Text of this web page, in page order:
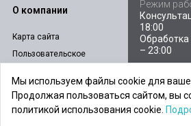
О компании
Карта сайта
Пользовательское
соглашение
Политика
конфиденциальности
Согласие на обработку
Режим
18:00
Обработка
– 23:00
E-mail:
Мы используем файлы cookie для
Продолжая пользоваться сайтом, вы
политикой использования cookie.